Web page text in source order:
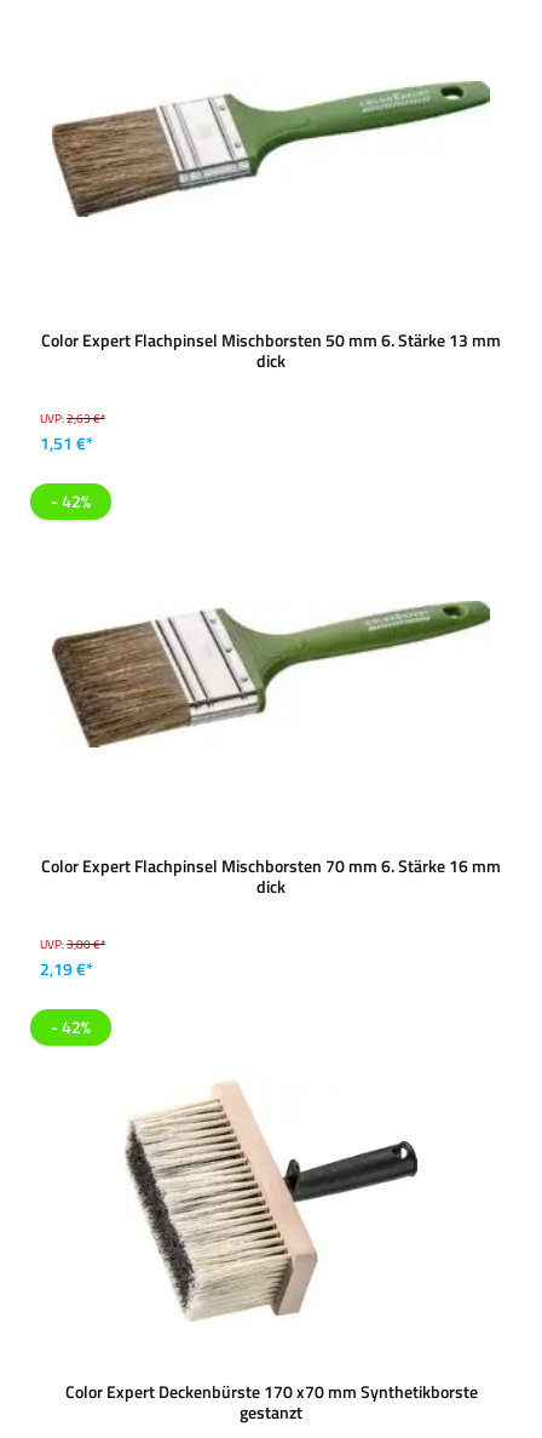
Color Expert Flachpinsel Mischborsten 50 mm 6. Stärke 13 mm
dick
UVP:2,63 €*
1,51 €*
- 42%
Color Expert Flachpinsel Mischborsten 70 mm 6. Stärke 16 mm
dick
UVP:3,80 €*
2,19 €*
- 42%
Color Expert Deckenbürste 170 x70 mm Synthetikborste
gestanzt